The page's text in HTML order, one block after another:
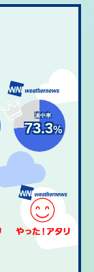
適中率
73.3%